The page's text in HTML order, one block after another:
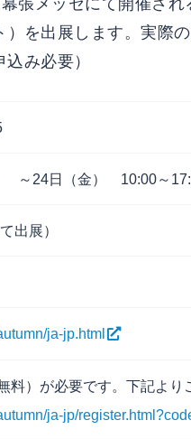
）を出展します。実際
み必要）
～24日（金） 10:00～
出展）
ja-jp.html
料）が必要です。下記より
ja-jp/